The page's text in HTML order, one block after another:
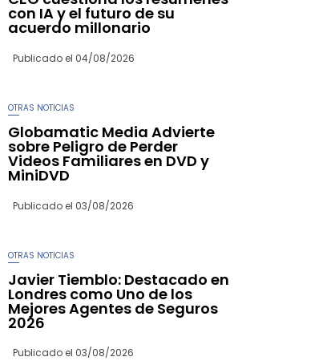
con IA y el futuro de su
acuerdo millonario
Publicado el 04/08/2026
OTRAS NOTICIAS
Globamatic Media Advierte
sobre Peligro de Perder
Videos Familiares en DVD y
MiniDVD
Publicado el 03/08/2026
OTRAS NOTICIAS
Javier Tiemblo: Destacado en
Londres como Uno de los
Mejores Agentes de Seguros
2026
Publicado el 03/08/2026